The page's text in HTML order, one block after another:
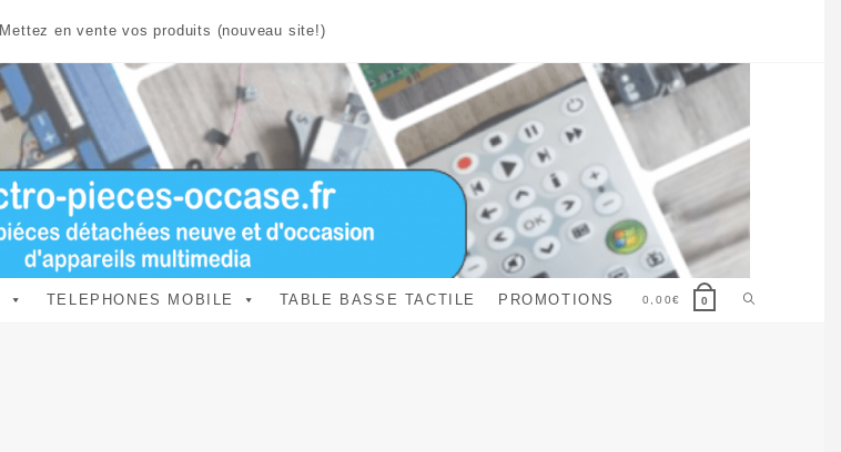
Mettez en vente vos produits (nouveau site!)
TELEPHONES MOBILE TABLE BASSE TACTILE PROMOTIONS 0,00€ 0 Toggle